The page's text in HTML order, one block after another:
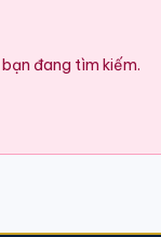
đang tìm kiếm.